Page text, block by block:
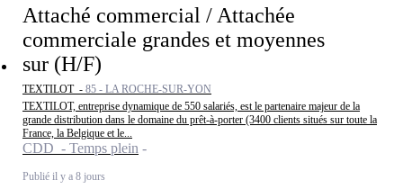
Attaché commercial / Attachée
commerciale grandes et moyennes
sur (H/F)
TEXTILOT - 85 - LA ROCHE-SUR-YON
TEXTILOT, entreprise dynamique de 550 salariés, est le partenaire majeur de la
grande distribution dans le domaine du prêt-à-porter (3400 clients situés sur toute la
France, la Belgique et le...
CDD - Temps plein
Publié il y a 8 jours